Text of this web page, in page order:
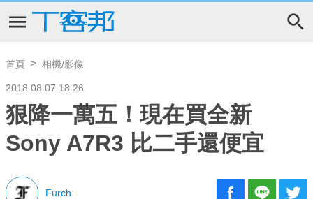
首頁 相機/影像
2018.08.07 18:26
狠降一萬五！現在買全新
Sony A7R3 比二手還便宜
Furch